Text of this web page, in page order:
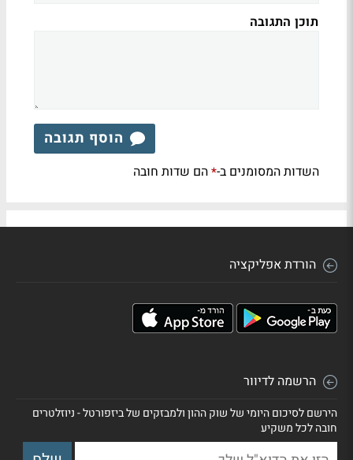
תוכן התגובה
הוסף תגובה
השדות המסומנים ב-*הם שדות חובה
הורדת אפליקציה
הרשמה לדיוור
הירשם לסיכום היומי של שוק ההון ולמבזקים של ביזפורטל - ניוזלטרים
חובה לכל משקיע